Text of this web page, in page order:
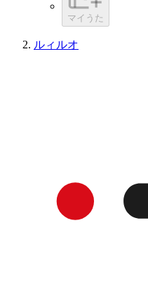
マイうた
ルィルオ